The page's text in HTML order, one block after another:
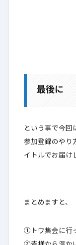
最後に
という事で今回
参加登録のやり
イトルでお届け
まとめますと、
①トワ集会に行